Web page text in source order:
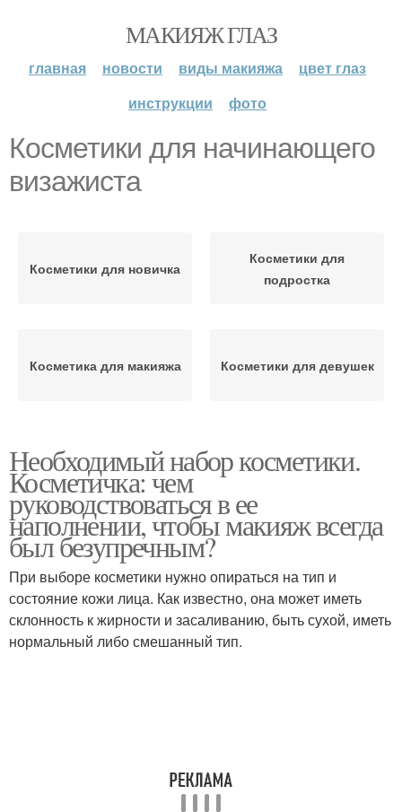
МАКИЯЖ ГЛАЗ
главная новости виды макияжа
цвет глаз
инструкции
фото
Косметики для начинающего
визажиста
Косметики для новичка
Косметики для
подростка
Косметика для макияжа Косметики для девушек
Необходимый набор косметики.
Косметичка: чем
руководствоваться в ее
наполнении, чтобы макияж всегда
был безупречным?
При выборе косметики нужно опираться на тип и
состояние кожи лица. Как известно, она может иметь
склонность к жирности и засаливанию, быть сухой, иметь
нормальный либо смешанный тип.